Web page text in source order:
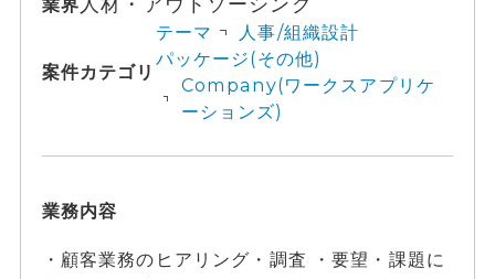
案件カテゴリ
テーマ
人事/組織設計
パッケージ(その他)
Company(ワークスアプリケ
ーションズ)
業務内容
・顧客業務のヒアリング・調査 ・要望・課題に